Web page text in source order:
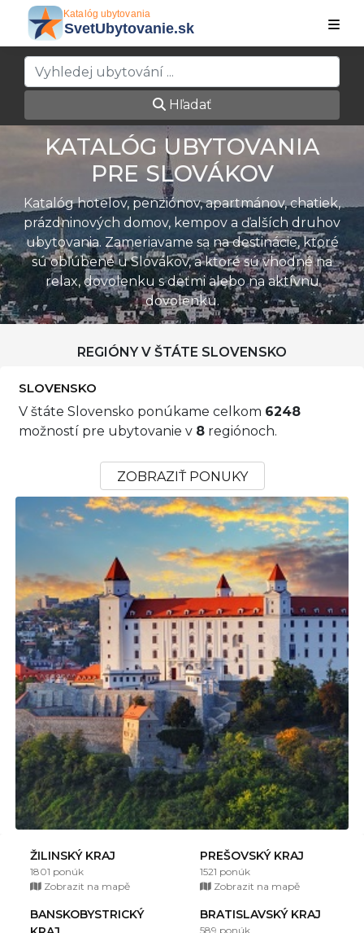
Hľadať
KATALÓG UBYTOVANIA
PRE SLOVÁKOV
Katalóg hotelov, penziónov, apartmánov, chatiek,
prázdninových domov, kempov a ďalších druhov
ubytovania. Zameriavame sa na destinácie, ktoré
sú obľúbené u Slovákov, a ktoré sú vhodné na
relax, dovolenku s deťmi alebo na aktívnu
dovolenku.
REGIÓNY V ŠTÁTE SLOVENSKO
SLOVENSKO
V štáte Slovensko ponúkame celkom 6248
možností pre ubytovanie v 8 regiónoch.
ZOBRAZIŤ PONUKY
ŽILINSKÝ KRAJ
1801 ponúk
Zobrazit na mapě
PREŠOVSKÝ KRAJ
1521 ponúk
Zobrazit na mapě
BANSKOBYSTRICKÝ
BRATISLAVSKÝ KRAJ
589 ponúk